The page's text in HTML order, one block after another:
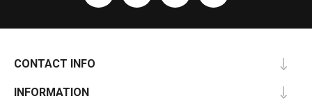
CONTACT INFO
INFORMATION